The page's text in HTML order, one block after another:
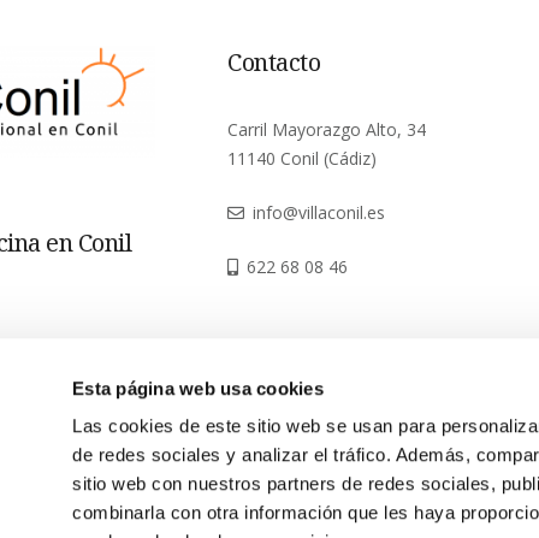
Esta página web usa cookies
Las cookies de este sitio web se usan para
de redes sociales y analizar el tráfico. Además,
sitio web con nuestros partners de redes sociales,
combinarla con otra información que les haya
en Conil
Contacto
Carril Mayorazgo Alto, 34
11140 Conil (Cádiz)
info@villaconil.es
622 68 08 46